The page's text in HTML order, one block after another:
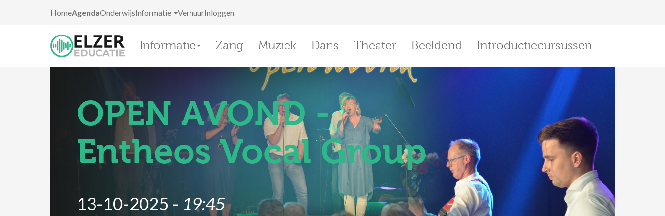
HomeAgendaOnderwijsInformatie VerhuurInloggen
Informatie Zang Muziek Dans Theater Beeldend Introductiecursussen
OPEN AVOND -
Entheos Vocal Group
13-10-2025 - 19:45